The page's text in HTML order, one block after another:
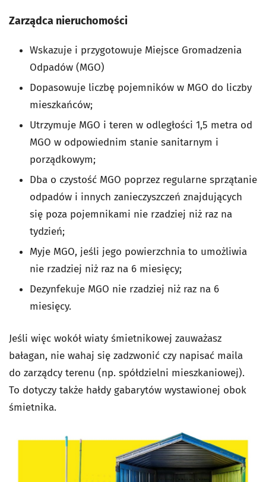
Zarządca nieruchomości
Wskazuje i przygotowuje Miejsce Gromadzenia
Odpadów (MGO)
Dopasowuje liczbę pojemników w MGO do liczby
mieszkańców;
Utrzymuje MGO i teren w odległości 1,5 metra od
MGO w odpowiednim stanie sanitarnym i
porządkowym;
Dba o czystość MGO poprzez regularne sprzątanie
odpadów i innych zanieczyszczeń znajdujących
się poza pojemnikami nie rzadziej niż raz na
tydzień;
Myje MGO, jeśli jego powierzchnia to umożliwia
nie rzadziej niż raz na 6 miesięcy;
Dezynfekuje MGO nie rzadziej niż raz na 6
miesięcy.
Jeśli więc wokół wiaty śmietnikowej zauważasz
bałagan, nie wahaj się zadzwonić czy napisać maila
do zarządcy terenu (np. spółdzielni mieszkaniowej).
To dotyczy także hałdy gabarytów wystawionej obok
śmietnika.